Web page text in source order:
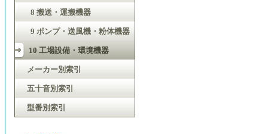
8 搬送・運搬機器
9 ポンプ・送風機・粉体機器
10 工場設備・環境機器
メーカー別索引
五十音別索引
型番別索引